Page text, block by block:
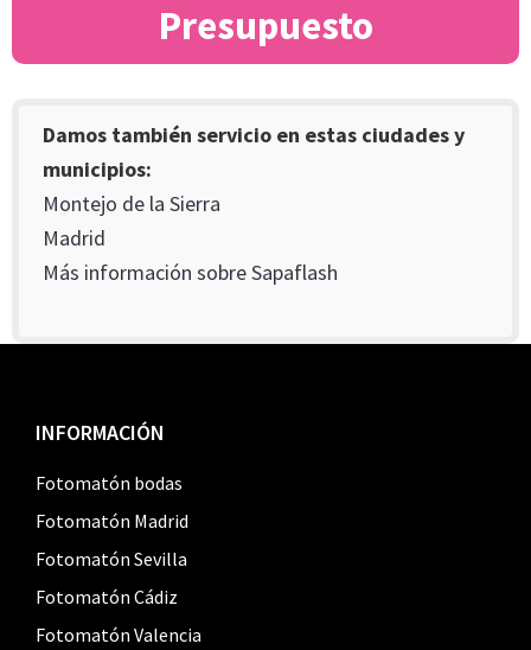
Presupuesto
Damos también servicio en estas ciudades y
municipios:
Montejo de la Sierra
Madrid
Más información sobre Sapaflash
Footer
INFORMACIÓN
Fotomatón bodas
Fotomatón Madrid
Fotomatón Sevilla
Fotomatón Cádiz
Fotomatón Valencia